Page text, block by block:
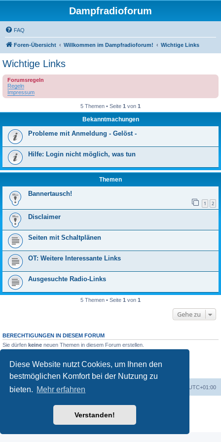
Diese Website nutzt Cookies, um Ihnen den
bestmöglichen Komfort bei der Nutzung zu
bieten. Mehr erfahren
Verstanden!
Dampfradioforum
FAQ
Foren-Übersicht Willkommen im Dampfradioforum! Wichtige Links
Wichtige Links
Forumsregeln
Regeln
Impressum
5 Themen • Seite 1 von 1
Bekanntmachungen
Probleme mit Anmeldung - Gelöst -
Hilfe: Login nicht möglich, was tun
Themen
Bannertausch!
1 2
Disclaimer
Seiten mit Schaltplänen
OT: Weitere Interessante Links
Ausgesuchte Radio-Links
5 Themen • Seite 1 von 1
Gehe zu
BERECHTIGUNGEN IN DIESEM FORUM
Sie dürfen keine neuen Themen in diesem Forum erstellen.
Sie dürfen Ihre Beiträge in diesem Forum nicht löschen.
Sie dürfen
keineDateianhänge in diesem Forum erstellen.
Foren-Übersicht UTC+01:00
Powered byphpBB® Forum Software © phpBB Limited
Deutsche Übersetzung durch
Nutzungsbedingungen